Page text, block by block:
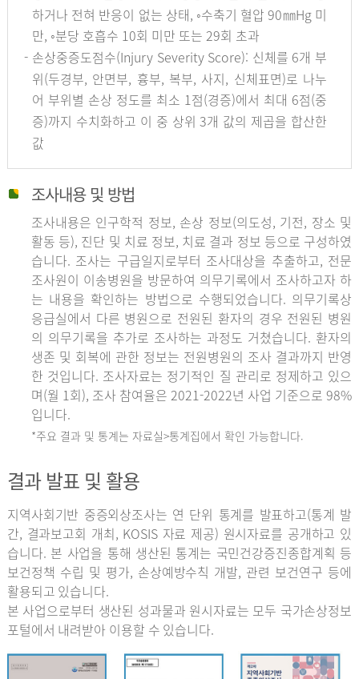
하거나 전혀 반응이 없는 상태, ◦수축기 혈압 90㎜Hg 미
만, ◦분당 호흡수 10회 미만 또는 29회 초과
- 손상중증도점수(Injury Severity Score): 신체를 6개 부
위(두경부, 안면부, 흉부, 복부, 사지, 신체표면)로 나누
어 부위별 손상 정도를 최소 1점(경증)에서 최대 6점(중
증)까지 수치화하고 이 중 상위 3개 값의 제곱을 합산한
값
조사내용 및 방법
조사내용은 인구학적 정보, 손상 정보(의도성, 기전, 장소 및
활동 등), 진단 및 치료 정보, 치료 결과 정보 등으로 구성하였
습니다. 조사는 구급일지로부터 조사대상을 추출하고, 전문
조사원이 이송병원을 방문하여 의무기록에서 조사하고자 하
는 내용을 확인하는 방법으로 수행되었습니다. 의무기록상
응급실에서 다른 병원으로 전원된 환자의 경우 전원된 병원
의 의무기록을 추가로 조사하는 과정도 거쳤습니다. 환자의
생존 및 회복에 관한 정보는 전원병원의 조사 결과까지 반영
한 것입니다. 조사자료는 정기적인 질 관리로 정제하고 있으
며(월 1회), 조사 참여율은 2021-2022년 사업 기준으로 98%
입니다.
*주요 결과 및 통계는 자료실>통계집에서 확인 가능합니다.
결과 발표 및 활용
지역사회기반 중증외상조사는 연 단위 통계를 발표하고(통계 발
간, 결과보고회 개최, KOSIS 자료 제공) 원시자료를 공개하고 있
습니다. 본 사업을 통해 생산된 통계는 국민건강증진종합계획 등
보건정책 수립 및 평가, 손상예방수칙 개발, 관련 보건연구 등에
활용되고 있습니다.
본 사업으로부터 생산된 성과물과 원시자료는 모두 국가손상정보
포털에서 내려받아 이용할 수 있습니다.